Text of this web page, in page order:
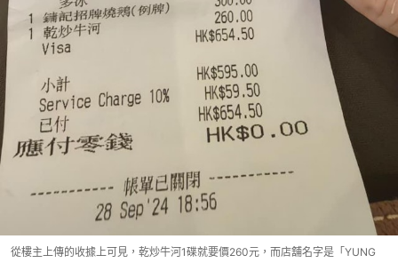
從樓主上傳的收據上可見，乾炒牛河1碟就要價260元，而店舖名字是「YUNG